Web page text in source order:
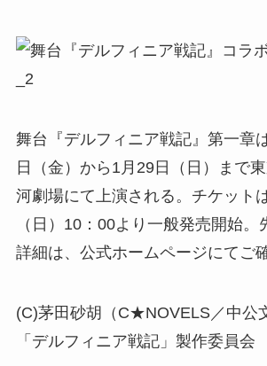
舞台『デルフィニア戦記』第一章
日（金）から1月29日（日）まで
河劇場にて上演される。チケット
（日）10：00より一般発売開始
詳細は、公式ホームページにてご
(C)茅田砂胡（C★NOVELS／中公
「デルフィニア戦記」製作委員会